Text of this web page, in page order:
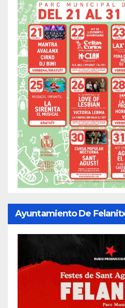
Ayuntamiento De